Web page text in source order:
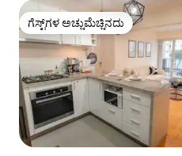
ಗೆಸ್ಟ್‌ಗಳ ಅಚ್ಚುಮೆಚ್ಚಿನದು
ಗೆಸ್ಟ್‌ಗಳ ಅಚ್ಚುಮೆಚ್ಚಿನದು